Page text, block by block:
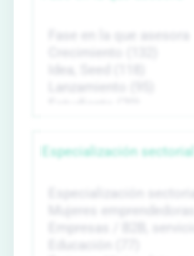
Especialización sectorial